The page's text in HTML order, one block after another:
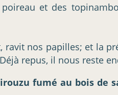
et des
ravit nos papilles; et la
repus, il nous reste
fumé au bois de